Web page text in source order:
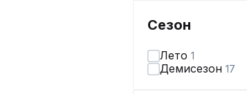
Сезон
Лето 1
Демисезон 17